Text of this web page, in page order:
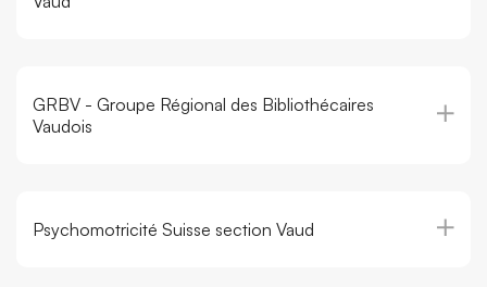
GRBV - Groupe Régional des Bibliothécaires
Vaudois
Psychomotricité Suisse section Vaud